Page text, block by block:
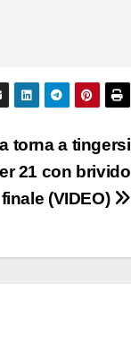
torna a tingersi
21 con brivido
finale (VIDEO)